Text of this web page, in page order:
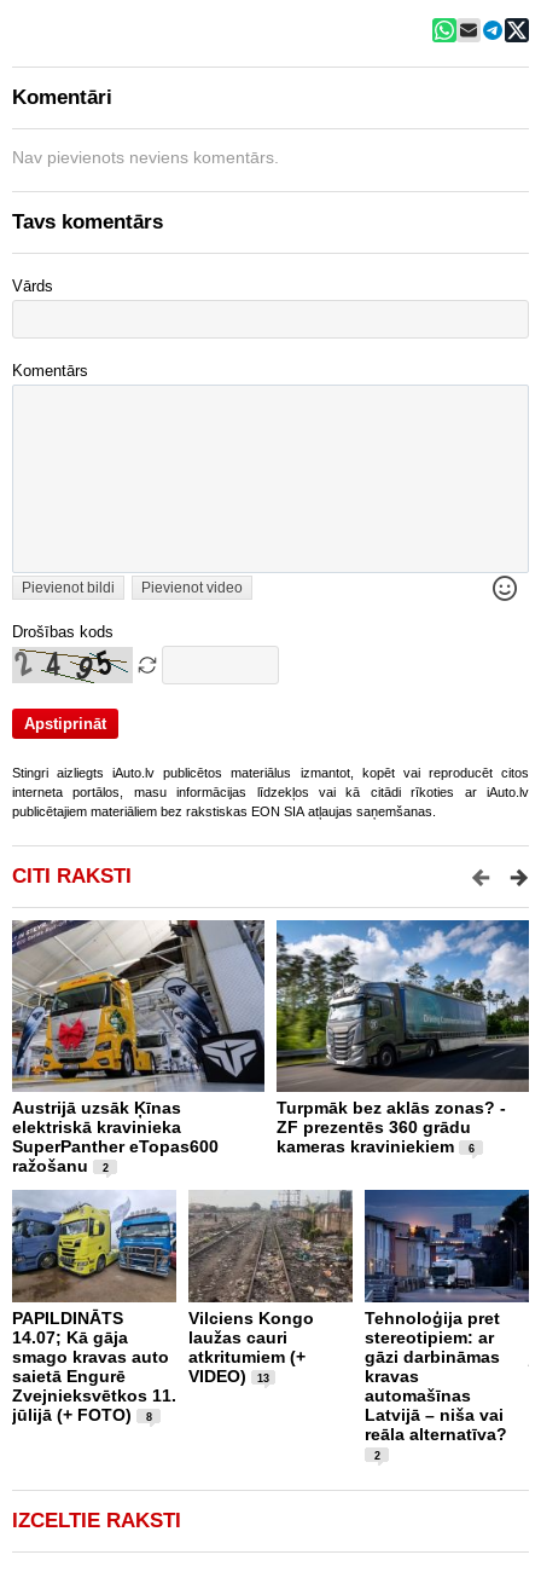
Komentāri
Nav pievienots neviens komentārs.
Tavs komentārs
Vārds
Komentārs
Pievienot bildi Pievienot video
Drošības kods
Stingri aizliegts iAuto.lv publicētos materiālus izmantot, kopēt vai reproducēt citos
interneta portālos, masu informācijas līdzekļos vai kā citādi rīkoties ar iAuto.lv
publicētajiem materiāliem bez rakstiskas EON SIA atļaujas saņemšanas.
CITI RAKSTI
Austrijā uzsāk Ķīnas
elektriskā kravinieka
SuperPanther eTopas600
ražošanu
2
Turpmāk bez aklās zonas? -
ZF prezentēs 360 grādu
kameras kraviniekiem
6
PAPILDINĀTS
14.07; Kā gāja
smago kravas auto
saietā Engurē
Zvejnieksvētkos 11.
jūlijā (+ FOTO)
8
Vilciens Kongo
laužas cauri
atkritumiem (+
VIDEO)
13
Tehnoloģija pret
stereotipiem: ar
gāzi darbināmas
kravas
automašīnas
Latvijā – niša vai
reāla alternatīva?
2
IZCELTIE RAKSTI